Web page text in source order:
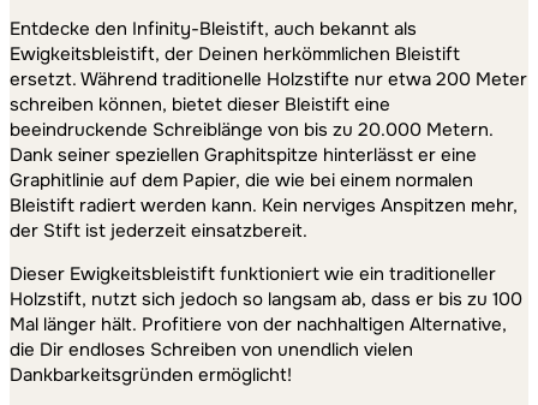
Entdecke den Infinity-Bleistift, auch bekannt als
Ewigkeitsbleistift, der Deinen herkömmlichen Bleistift
ersetzt. Während traditionelle Holzstifte nur etwa 200 Meter
schreiben können, bietet dieser Bleistift eine
beeindruckende Schreiblänge von bis zu 20.000 Metern.
Dank seiner speziellen Graphitspitze hinterlässt er eine
Graphitlinie auf dem Papier, die wie bei einem normalen
Bleistift radiert werden kann. Kein nerviges Anspitzen mehr,
der Stift ist jederzeit einsatzbereit.
Dieser Ewigkeitsbleistift funktioniert wie ein traditioneller
Holzstift, nutzt sich jedoch so langsam ab, dass er bis zu 100
Mal länger hält. Profitiere von der nachhaltigen Alternative,
die Dir endloses Schreiben von unendlich vielen
Dankbarkeitsgründen ermöglicht!